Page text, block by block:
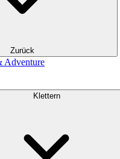
Zurück
Adventure
Klettern